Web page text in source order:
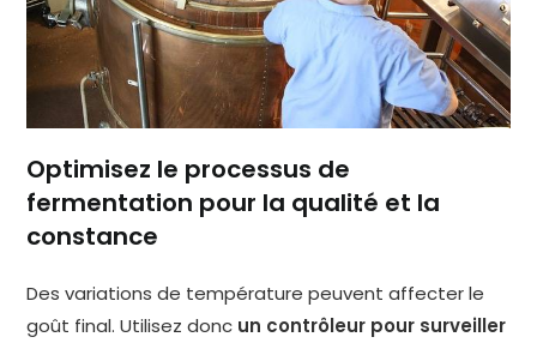
Optimisez le processus de
fermentation pour la qualité et la
constance
Des variations de température peuvent affecter le
goût final. Utilisez donc un contrôleur pour surveiller